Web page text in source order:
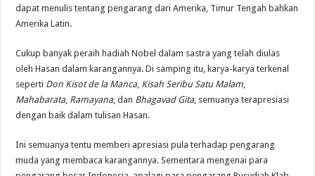
dapat menulis tentang pengarang dari Amerika, Timur Tengah bahkan
Amerika Latin.
Cukup banyak peraih hadiah Nobel dalam sastra yang telah diulas
oleh Hasan dalam karangannya. Di samping itu, karya-karya terkenal
seperti Don Kisot de la Manca, Kisah Seribu Satu Malam
Mahabarata, Ramayana, dan Bhagavad Gita, semuanya terapresiasi
dengan baik dalam tulisan Hasan.
Ini semuanya tentu memberi apresiasi pula terhadap pengarang
muda yang membaca karangannya. Sementara mengenai para